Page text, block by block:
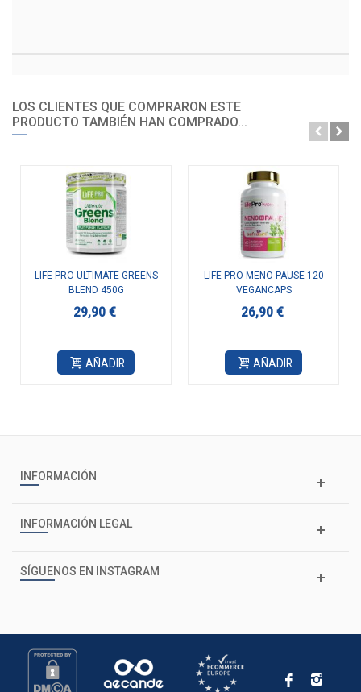
LOS CLIENTES QUE COMPRARON ESTE
PRODUCTO TAMBIÉN HAN COMPRADO...
LIFE PRO ULTIMATE GREENS
BLEND 450G
29,90 €
AÑADIR
LIFE PRO MENO PAUSE 120
VEGANCAPS
26,90 €
AÑADIR
INFORMACIÓN
INFORMACIÓN LEGAL
SÍGUENOS EN INSTAGRAM